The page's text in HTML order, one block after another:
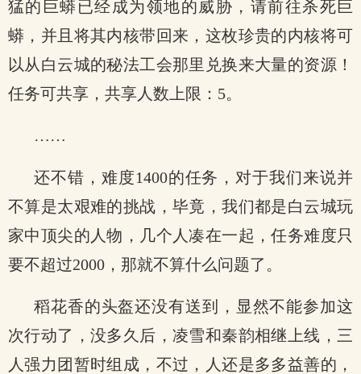
猛的巨蟒已经成为领地的威胁，请前往杀死巨
蟒，并且将其内核带回来，这枚珍贵的内核将可
以从白云城的秘法工会那里兑换来大量的资源！
任务可共享，共享人数上限：5。
……
还不错，难度1400的任务，对于我们来说并
不算是太艰难的挑战，毕竟，我们都是白云城玩
家中顶尖的人物，几个人凑在一起，任务难度只
要不超过2000，那就不算什么问题了。
稻花香的头盔还没有送到，显然不能参加这
次行动了，没多久后，凌雪和秦韵相继上线，三
人强力团暂时组成，不过，人还是多多益善的，